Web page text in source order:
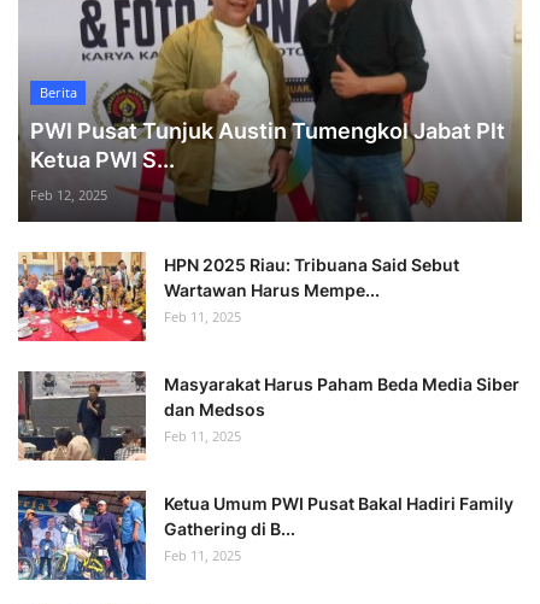
Berita
PWI Pusat Tunjuk Austin Tumengkol Jabat Plt
Ketua PWI S...
Feb 12, 2025
HPN 2025 Riau: Tribuana Said Sebut
Wartawan Harus Mempe...
Feb 11, 2025
Masyarakat Harus Paham Beda Media Siber
dan Medsos
Feb 11, 2025
Ketua Umum PWI Pusat Bakal Hadiri Family
Gathering di B...
Feb 11, 2025